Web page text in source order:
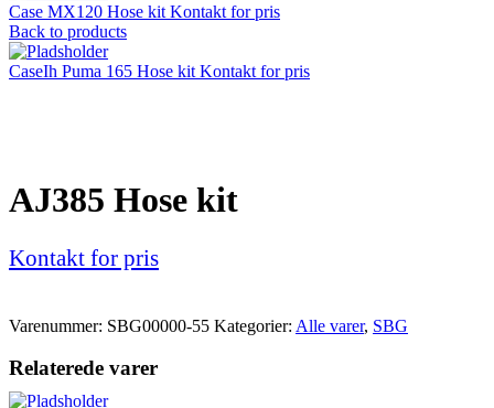
Case MX120 Hose kit Kontakt for pris
Back to products
CaseIh Puma 165 Hose kit Kontakt for pris
AJ385 Hose kit
Kontakt for pris
Varenummer: SBG00000-55 Kategorier: Alle varer, SBG
Relaterede varer